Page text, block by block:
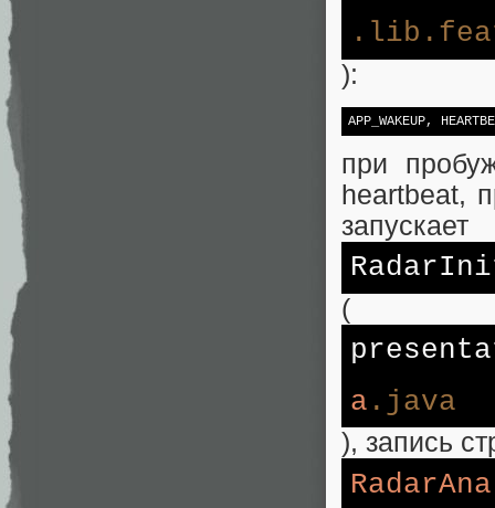
.lib
):
APP_WAKEUP,
при
heartbeat,
запускает
(
a .java
), запись